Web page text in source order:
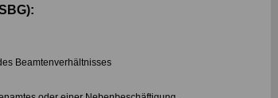
Beamtenverhältnisses